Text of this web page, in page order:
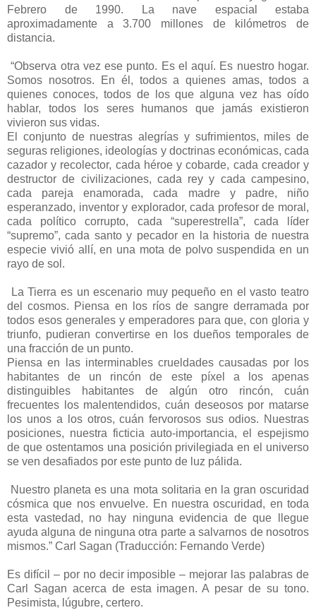
Febrero de 1990. La nave espacial estaba
aproximadamente a 3.700 millones de kilómetros de
distancia.
“Observa otra vez ese punto. Es el aquí. Es nuestro hogar.
Somos nosotros. En él, todos a quienes amas, todos a
quienes conoces, todos de los que alguna vez has oído
hablar, todos los seres humanos que jamás existieron
vivieron sus vidas.
El conjunto de nuestras alegrías y sufrimientos, miles de
seguras religiones, ideologías y doctrinas económicas, cada
cazador y recolector, cada héroe y cobarde, cada creador y
destructor de civilizaciones, cada rey y cada campesino,
cada pareja enamorada, cada madre y padre, niño
esperanzado, inventor y explorador, cada profesor de moral,
cada político corrupto, cada “superestrella”, cada líder
“supremo”, cada santo y pecador en la historia de nuestra
especie vivió allí, en una mota de polvo suspendida en un
rayo de sol.
La Tierra es un escenario muy pequeño en el vasto teatro
del cosmos. Piensa en los ríos de sangre derramada por
todos esos generales y emperadores para que, con gloria y
triunfo, pudieran convertirse en los dueños temporales de
una fracción de un punto.
Piensa en las interminables crueldades causadas por los
habitantes de un rincón de este píxel a los apenas
distinguibles habitantes de algún otro rincón, cuán
frecuentes los malentendidos, cuán deseosos por matarse
los unos a los otros, cuán fervorosos sus odios. Nuestras
posiciones, nuestra ficticia auto-importancia, el espejismo
de que ostentamos una posición privilegiada en el universo
se ven desafiados por este punto de luz pálida.
Nuestro planeta es una mota solitaria en la gran oscuridad
cósmica que nos envuelve. En nuestra oscuridad, en toda
esta vastedad, no hay ninguna evidencia de que llegue
ayuda alguna de ninguna otra parte a salvarnos de nosotros
mismos.” Carl Sagan (Traducción: Fernando Verde)
Es difícil – por no decir imposible – mejorar las palabras de
Carl Sagan acerca de esta imagen. A pesar de su tono.
Pesimista, lúgubre, certero.